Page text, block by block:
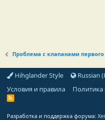
Hihglander Style
Russian
Условия и правила
Политика
R
Разработка и поддержка форума: